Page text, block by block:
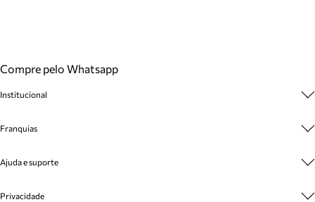
Compre pelo Whatsapp
Institucional
Cashback
Venda Corporativa
Franquias
Plano de Negócio
Ajuda e suporte
Privacidade